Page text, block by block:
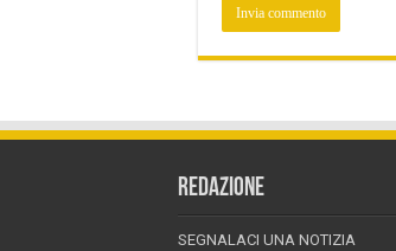
REDAZIONE
SEGNALACI UNA NOTIZIA